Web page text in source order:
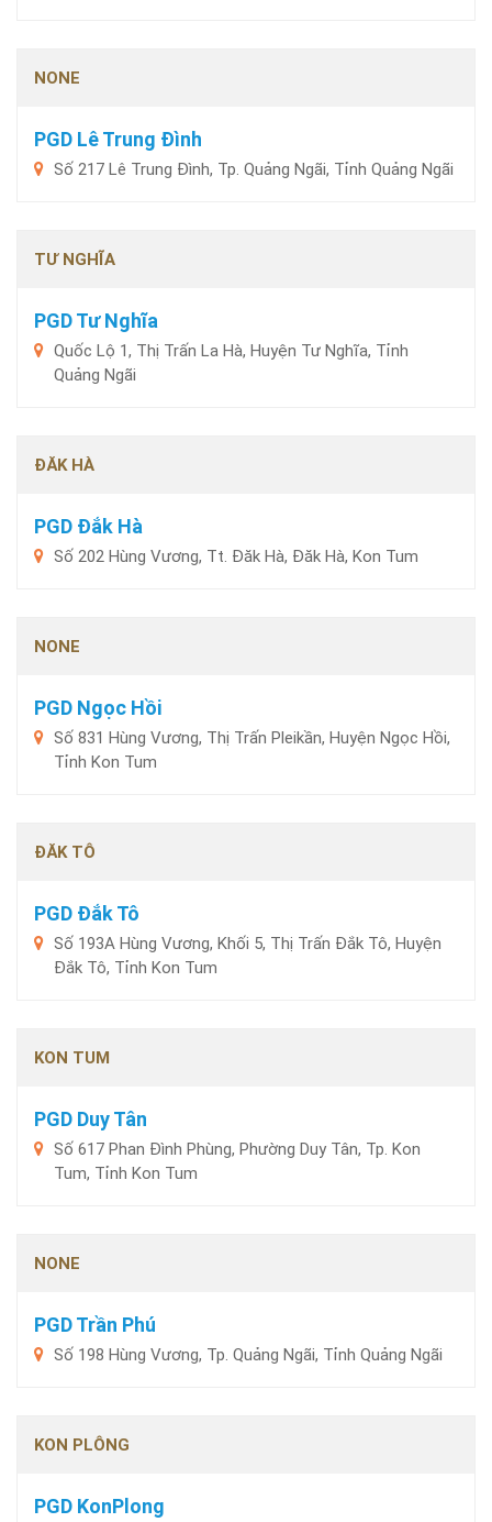
NONE
PGD Lê Trung Đình
Số 217 Lê Trung Đình, Tp. Quảng Ngãi, Tỉnh Quảng Ngãi
TƯ NGHĨA
PGD Tư Nghĩa
Quốc Lộ 1, Thị Trấn La Hà, Huyện Tư Nghĩa, Tỉnh
Quảng Ngãi
ĐĂK HÀ
PGD Đắk Hà
Số 202 Hùng Vương, Tt. Đăk Hà, Đăk Hà, Kon Tum
NONE
PGD Ngọc Hồi
Số 831 Hùng Vương, Thị Trấn Pleikần, Huyện Ngọc Hồi,
Tỉnh Kon Tum
ĐĂK TÔ
PGD Đắk Tô
Số 193A Hùng Vương, Khối 5, Thị Trấn Đắk Tô, Huyện
Đắk Tô, Tỉnh Kon Tum
KON TUM
PGD Duy Tân
Số 617 Phan Đình Phùng, Phường Duy Tân, Tp. Kon
Tum, Tỉnh Kon Tum
NONE
PGD Trần Phú
Số 198 Hùng Vương, Tp. Quảng Ngãi, Tỉnh Quảng Ngãi
KON PLÔNG
PGD KonPlong